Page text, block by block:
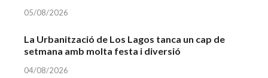
05/08/2026
La Urbanització de Los Lagos tanca un cap de
setmana amb molta festa i diversió
04/08/2026